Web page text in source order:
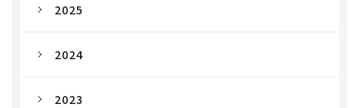
2025
2024
2023